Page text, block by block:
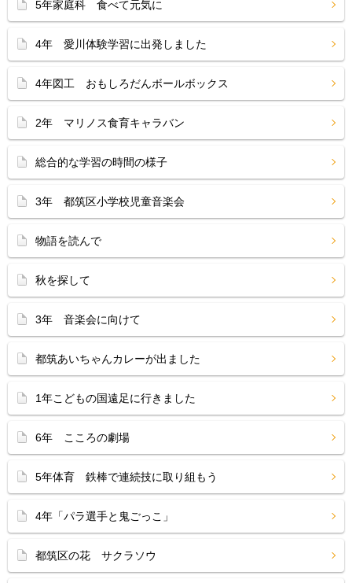
5年家庭科 食べて元気に
4年 愛川体験学習に出発しました
4年図工 おもしろだんボールボックス
2年 マリノス食育キャラバン
総合的な学習の時間の様子
3年 都筑区小学校児童音楽会
物語を読んで
秋を探して
3年 音楽会に向けて
都筑あいちゃんカレーが出ました
1年こどもの国遠足に行きました
6年 こころの劇場
5年体育 鉄棒で連続技に取り組もう
4年「パラ選手と鬼ごっこ」
都筑区の花 サクラソウ